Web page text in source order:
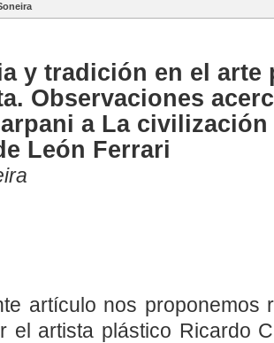
y tradición en el arte
Observaciones
a La
León Ferrari
artículo nos proponemos
el artista plástico Ricardo